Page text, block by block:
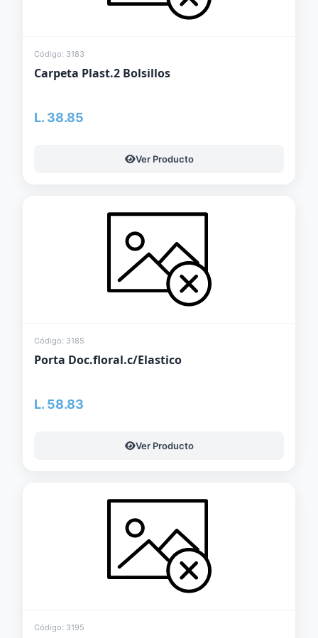
Código: 3183
Carpeta Plast.2 Bolsillos
L. 38.85
Ver Producto
Código: 3185
Porta Doc.floral.c/Elastico
L. 58.83
Ver Producto
Código: 3195